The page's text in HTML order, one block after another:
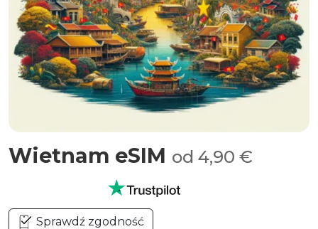
Wietnam eSIM od 4,90 €
Sprawdź zgodność